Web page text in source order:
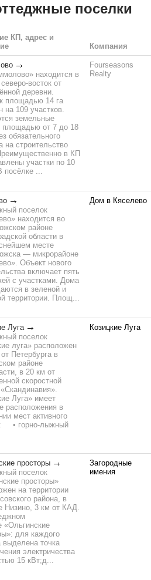
поселки
КП, адрес и
Компания
находится в
восток от
деревни.
площадью 14 га
на 109 участков.
земельные
площадью от 7 до 18
обязательного
на строительство
в КП
участки по 10
посёлке ...
Fourseasons
Realty
поселок
находится во
районе
области в
месте
— микрорайоне
Объект нового
включает пять
с участками. Дома
в зеленой и
территории. Площ...
Дом в Кяселево
Луга
поселок
луга» расположен
Петербурга в
районе
в 20 км от
скоростной
Луга» имеет
расположения в
мест активного
горно-лыжный
Козицкие Луга
просторы
поселок
просторы»
на территории
района, в
Низино, 3 км от КАД.
«Ольгинские
для каждого
выделена точка
электричества
15 кВт;д...
Загородные
имения